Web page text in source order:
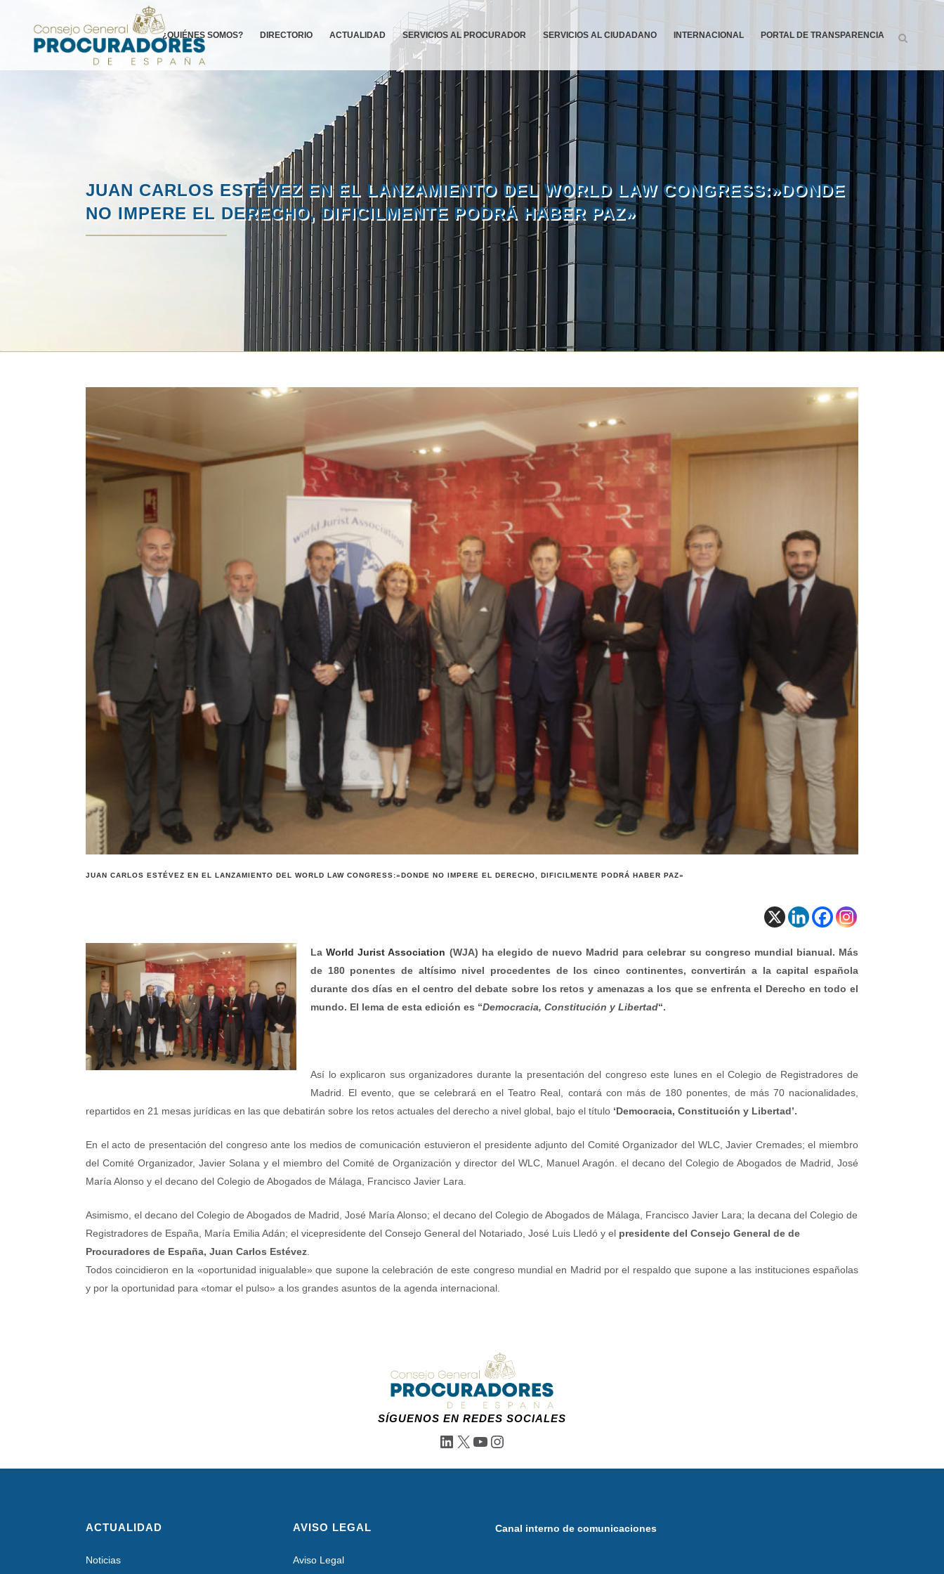
¿QUIÉNES SOMOS? DIRECTORIO ACTUALIDAD SERVICIOS AL PROCURADOR SERVICIOS AL CIUDADANO INTERNACIONAL PORTAL DE TRANSPARENCIA
JUAN CARLOS ESTÉVEZ EN EL LANZAMIENTO DEL WORLD LAW CONGRESS:»DONDE
NO IMPERE EL DERECHO, DIFICILMENTE PODRÁ HABER PAZ»
JUAN CARLOS ESTÉVEZ EN EL LANZAMIENTO DEL WORLD LAW CONGRESS:»DONDE NO IMPERE EL DERECHO, DIFICILMENTE PODRÁ HABER PAZ»
LaWorld Jurist Association (WJA) ha elegido de nuevo Madrid para celebrar su congreso mundial bianual. Más
de 180 ponentes de altísimo nivel procedentes de los cinco continentes, convertirán a la capital española
durante dos días en el centro del debate sobre los retos y amenazas a los que se enfrenta el Derecho en todo el
mundo. El lema de esta edición es “Democracia, Constitución y Libertad“.
Así lo explicaron sus organizadores durante la presentación del congreso este lunes en el Colegio de Registradores de
Madrid. El evento, que se celebrará en el Teatro Real, contará con más de 180 ponentes, de más 70 nacionalidades,
repartidos en 21 mesas jurídicas en las que debatirán sobre los retos actuales del derecho a nivel global, bajo el título ‘Democracia, Constitución y Libertad’.
En el acto de presentación del congreso ante los medios de comunicación estuvieron el presidente adjunto del Comité Organizador del WLC, Javier Cremades; el miembro
del Comité Organizador, Javier Solana y el miembro del Comité de Organización y director del WLC, Manuel Aragón. el decano del Colegio de Abogados de Madrid, José
María Alonso y el decano del Colegio de Abogados de Málaga, Francisco Javier Lara.
Asimismo, el decano del Colegio de Abogados de Madrid, José María Alonso; el decano del Colegio de Abogados de Málaga, Francisco Javier Lara; la decana del Colegio de
Registradores de España, María Emilia Adán; el vicepresidente del Consejo General del Notariado, José Luis Lledó y el presidente del Consejo General de de
Procuradores de España, Juan Carlos Estévez
Todos coincidieron en la «oportunidad inigualable» que supone la celebración de este congreso mundial en Madrid por el respaldo que supone a las instituciones españolas
y por la oportunidad para «tomar el pulso» a los grandes asuntos de la agenda internacional.
SÍGUENOS EN REDES SOCIALES
LinkedIn
X YouTube
Instagram
ACTUALIDAD
Noticias
AVISO LEGAL
Aviso Legal
Canal interno de comunicaciones